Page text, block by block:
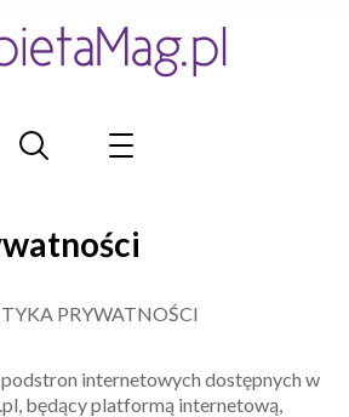
PRYWATNOŚCI
internetowych dostępnych w
będący platformą internetową,